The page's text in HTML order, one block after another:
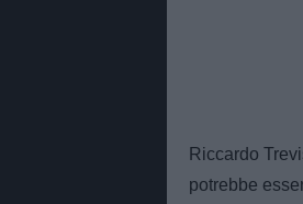
Riccardo
potrebbe